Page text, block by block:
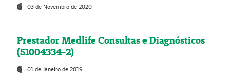
03 de Novembro de 2020
Prestador Medlife Consultas e Diagnósticos
(51004334-2)
01 de Janeiro de 2019